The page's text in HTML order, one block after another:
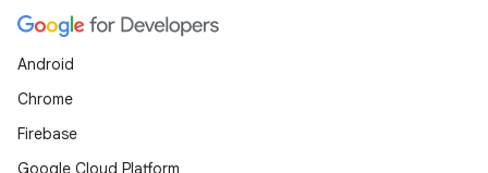
Android
Chrome
Firebase
Google Cloud Platform